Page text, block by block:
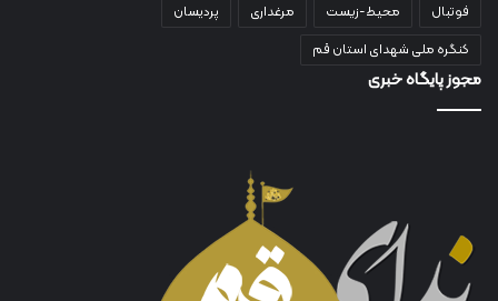
فوتبال
محیط-زیست مرغداری
پردیسان
کنگره ملی شهدای استان قم
مجوز پایگاه خبری